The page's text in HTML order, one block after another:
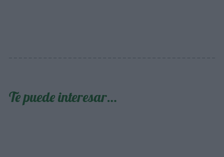
Te puede interesar…